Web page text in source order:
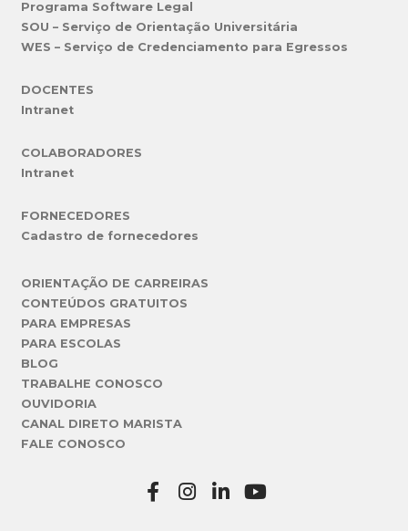
Programa Software Legal
SOU – Serviço de Orientação Universitária
WES – Serviço de Credenciamento para Egressos
DOCENTES
Intranet
COLABORADORES
Intranet
FORNECEDORES
Cadastro de fornecedores
ORIENTAÇÃO DE CARREIRAS
CONTEÚDOS GRATUITOS
PARA EMPRESAS
PARA ESCOLAS
BLOG
TRABALHE CONOSCO
OUVIDORIA
CANAL DIRETO MARISTA
FALE CONOSCO